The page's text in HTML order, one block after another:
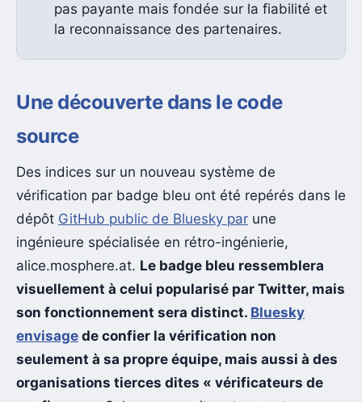
pas payante mais fondée sur la fiabilité et
la reconnaissance des partenaires.
Une découverte dans le code
source
Des indices sur un nouveau système de
vérification par badge bleu ont été repérés dans le
dépôt GitHub public de Bluesky par une
ingénieure spécialisée en rétro-ingénierie,
alice.mosphere.at. Le badge bleu ressemblera
visuellement à celui popularisé par Twitter, mais
son fonctionnement sera distinct. Bluesky
envisage de confier la vérification non
seulement à sa propre équipe, mais aussi à des
organisations tierces dites « vérificateurs de